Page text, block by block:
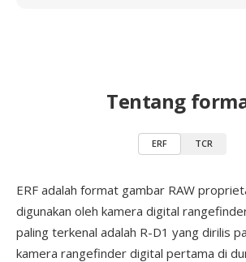
Tentang
ERF TCR
ERF adalah format gambar RAW
digunakan oleh kamera digital
paling terkenal adalah R-D1 yang dirilis
kamera rangefinder digital pertama di